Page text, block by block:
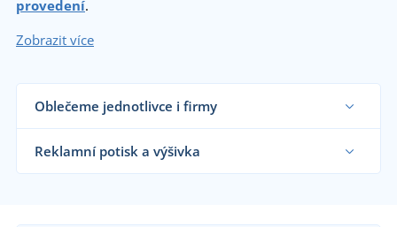
provedení.
Zobrazit více
Oblečeme jednotlivce i firmy
Dodáváme trička reklamním agenturám, firmám,
obchodníkům s textilem, školám i koncovým
zákazníkům již od 1 kusu.
Chci vědět více
Reklamní potisk a výšivka